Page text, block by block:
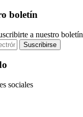
boletín
a nuestro boletín
Suscribirse
sociales